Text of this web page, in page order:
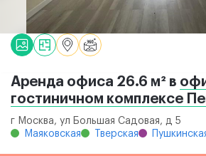
Аренда офиса 26.6 м² в
гостиничном комплексе
г Москва, ул Большая Садовая, д 5
Маяковская
Тверская